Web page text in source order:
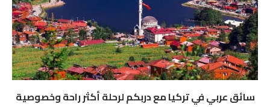
سائق عربي في تركيا مع دربكم لرحلة أكثر راحة وخصوصية